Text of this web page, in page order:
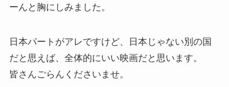
ーんと胸にしみました。
日本パートがアレですけど、日本じゃない別の国
だと思えば、全体的にいい映画だと思います。
皆さんごらんくださいませ。